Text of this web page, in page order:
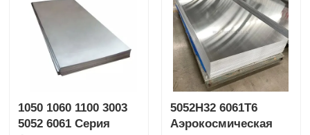
оптовый контейнер
аэрокосмических
компонентов
1050 1060 1100 3003
5052 6061 Серия
5052H32 6061T6
Аэрокосмическая